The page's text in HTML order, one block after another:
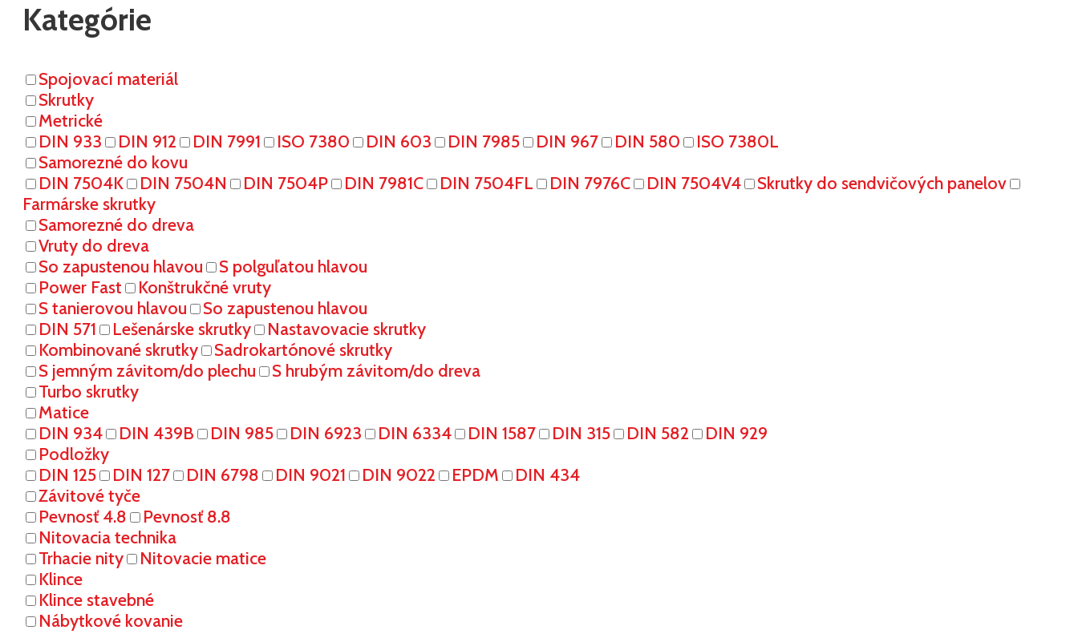
Kategórie
Spojovací materiál
Skrutky
Metrické
DIN 933
DIN 912 DIN 7991 ISO 7380 DIN 603 DIN 7985 DIN 967 DIN 580
ISO 7380L
Samorezné do kovu
DIN 7504K
DIN 7504N DIN 7504P DIN 7981C DIN 7504FL DIN 7976C DIN 7504V4
Skrutky do sendvičových panelov
Farmárske skrutky
Samorezné do dreva
Vruty do dreva
So zapustenou hlavou
S polguľatou hlavou
Power Fast
Konštrukčné vruty
S tanierovou hlavou
So zapustenou hlavou
DIN 571
Lešenárske skrutky
Nastavovacie skrutky
Kombinované skrutky
Sadrokartónové skrutky
S jemným závitom/do plechu
S hrubým závitom/do dreva
Turbo skrutky
Matice
DIN 934
DIN 439B DIN 985 DIN 6923 DIN 6334 DIN 1587 DIN 315 DIN 582
DIN 929
Podložky
DIN 125
DIN 127 DIN 6798 DIN 9021 DIN 9022 EPDM
DIN 434
Závitové tyče
Pevnosť 4.8
Pevnosť 8.8
Nitovacia technika
Trhacie nity
Nitovacie matice
Klince
Klince stavebné
Nábytkové kovanie